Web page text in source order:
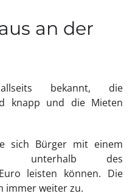
an der
bekannt, die
knapp und die Mieten
sich Bürger mit einem
unterhalb des
leisten können. Die
immer weiter zu.